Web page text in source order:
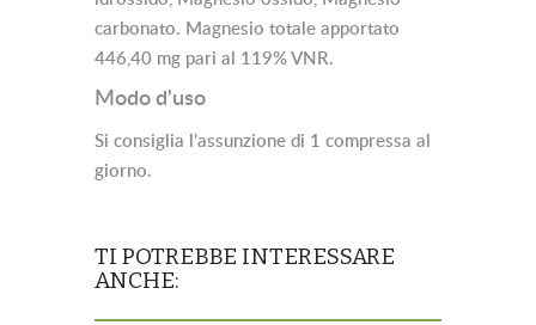
carbonato. Magnesio totale apportato
446,40 mg pari al 119% VNR.
Modo d'uso
Si consiglia l’assunzione di 1 compressa al
giorno.
TI POTREBBE INTERESSARE
ANCHE: